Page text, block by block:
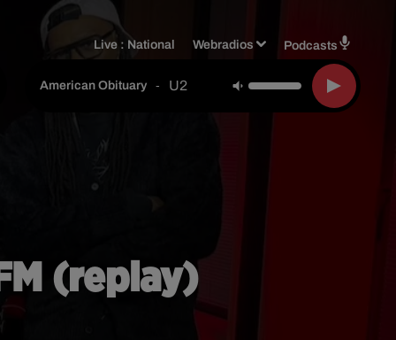
Live : National Webradios Podcasts
American Obituary - U2
(replay)